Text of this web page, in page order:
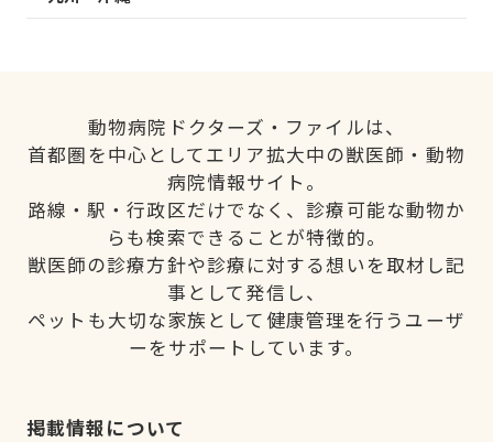
動物病院ドクターズ・ファイルは、
首都圏を中心としてエリア拡大中の獣医師・動物
病院情報サイト。
路線・駅・行政区だけでなく、診療可能な動物か
らも検索できることが特徴的。
獣医師の診療方針や診療に対する想いを取材し記
事として発信し、
ペットも大切な家族として健康管理を行うユーザ
ーをサポートしています。
掲載情報について